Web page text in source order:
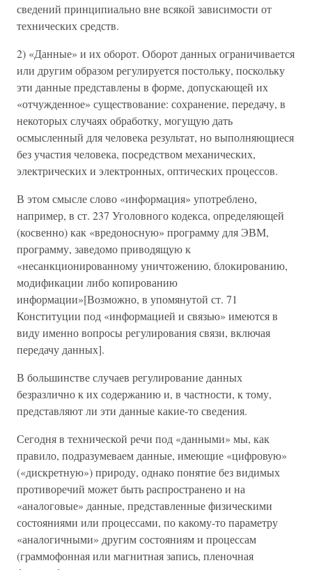
сведений принципиально вне всякой зависимости от
технических средств.
2) «Данные» и их оборот. Оборот данных ограничивается
или другим образом регулируется постольку, поскольку
эти данные представлены в форме, допускающей их
«отчужденное» существование: сохранение, передачу, в
некоторых случаях обработку, могущую дать
осмысленный для человека результат, но выполняющиеся
без участия человека, посредством механических,
электрических и электронных, оптических процессов.
В этом смысле слово «информация» употреблено,
например, в ст. 237 Уголовного кодекса, определяющей
(косвенно) как «вредоносную» программу для ЭВМ,
программу, заведомо приводящую к
«несанкционированному уничтожению, блокированию,
модификации либо копированию
информации»[Возможно, в упомянутой ст. 71
Конституции под «информацией и связью» имеются в
виду именно вопросы регулирования связи, включая
передачу данных].
В большинстве случаев регулирование данных
безразлично к их содержанию и, в частности, к тому,
представляют ли эти данные какие-то сведения.
Сегодня в технической речи под «данными» мы, как
правило, подразумеваем данные, имеющие «цифровую»
(«дискретную») природу, однако понятие без видимых
противоречий может быть распространено и на
«аналоговые» данные, представленные физическими
состояниями или процессами, по какому-то параметру
«аналогичными» другим состояниям и процессам
(граммофонная или магнитная запись, пленочная